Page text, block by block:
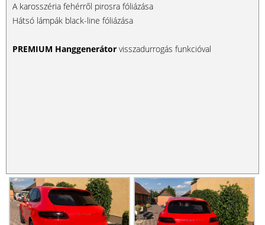
A karosszéria fehérről pirosra fóliázása
Hátsó lámpák black-line fóliázása
PREMIUM Hanggenerátor visszadurrogás funkcióval